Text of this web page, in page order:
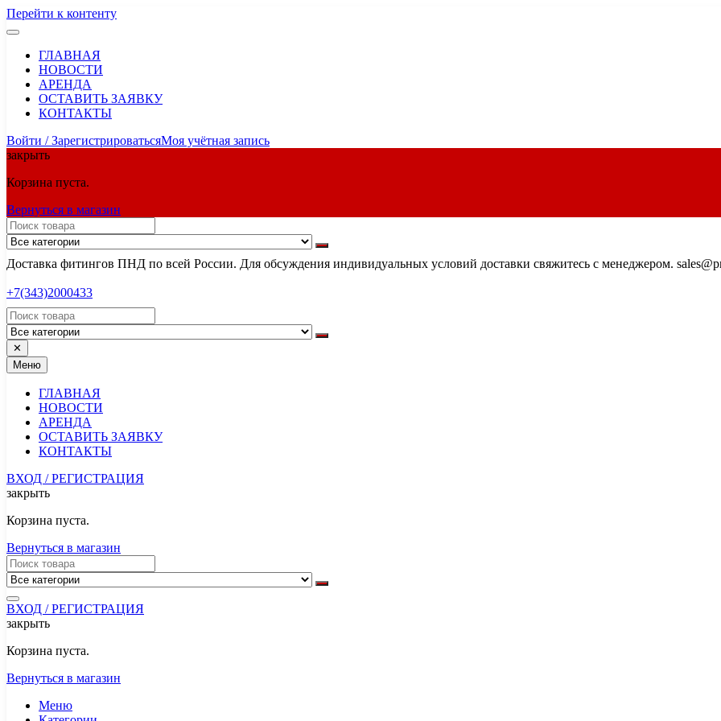
Перейти к контенту
ГЛАВНАЯ
НОВОСТИ
АРЕНДА
ОСТАВИТЬ ЗАЯВКУ
КОНТАКТЫ
Войти / ЗарегистрироватьсяМоя учётная запись
закрыть
Корзина пуста.
Вернуться в магазин
Доставка фитингов ПНД по всей России. Для обсуждения индивидуальных условий доставки свяжитесь с менеджером.
+7(343)2000433
✕
Меню
ГЛАВНАЯ
НОВОСТИ
АРЕНДА
ОСТАВИТЬ ЗАЯВКУ
КОНТАКТЫ
ВХОД / РЕГИСТРАЦИЯ
закрыть
Корзина пуста.
Вернуться в магазин
ВХОД / РЕГИСТРАЦИЯ
закрыть
Корзина пуста.
Вернуться в магазин
Меню